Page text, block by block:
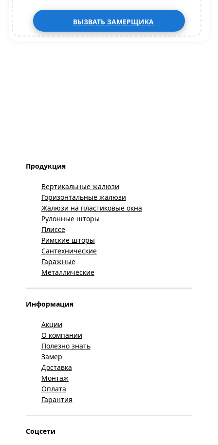
ВЫЗВАТЬ ЗАМЕРЩИКА
Продукция
Вертикальные жалюзи
Горизонтальные жалюзи
Жалюзи на пластиковые окна
Рулонные шторы
Плиссе
Римские шторы
Сантехнические
Гаражные
Металлические
Информация
Акции
О компании
Полезно знать
Замер
Доставка
Монтаж
Оплата
Гарантия
Соцсети